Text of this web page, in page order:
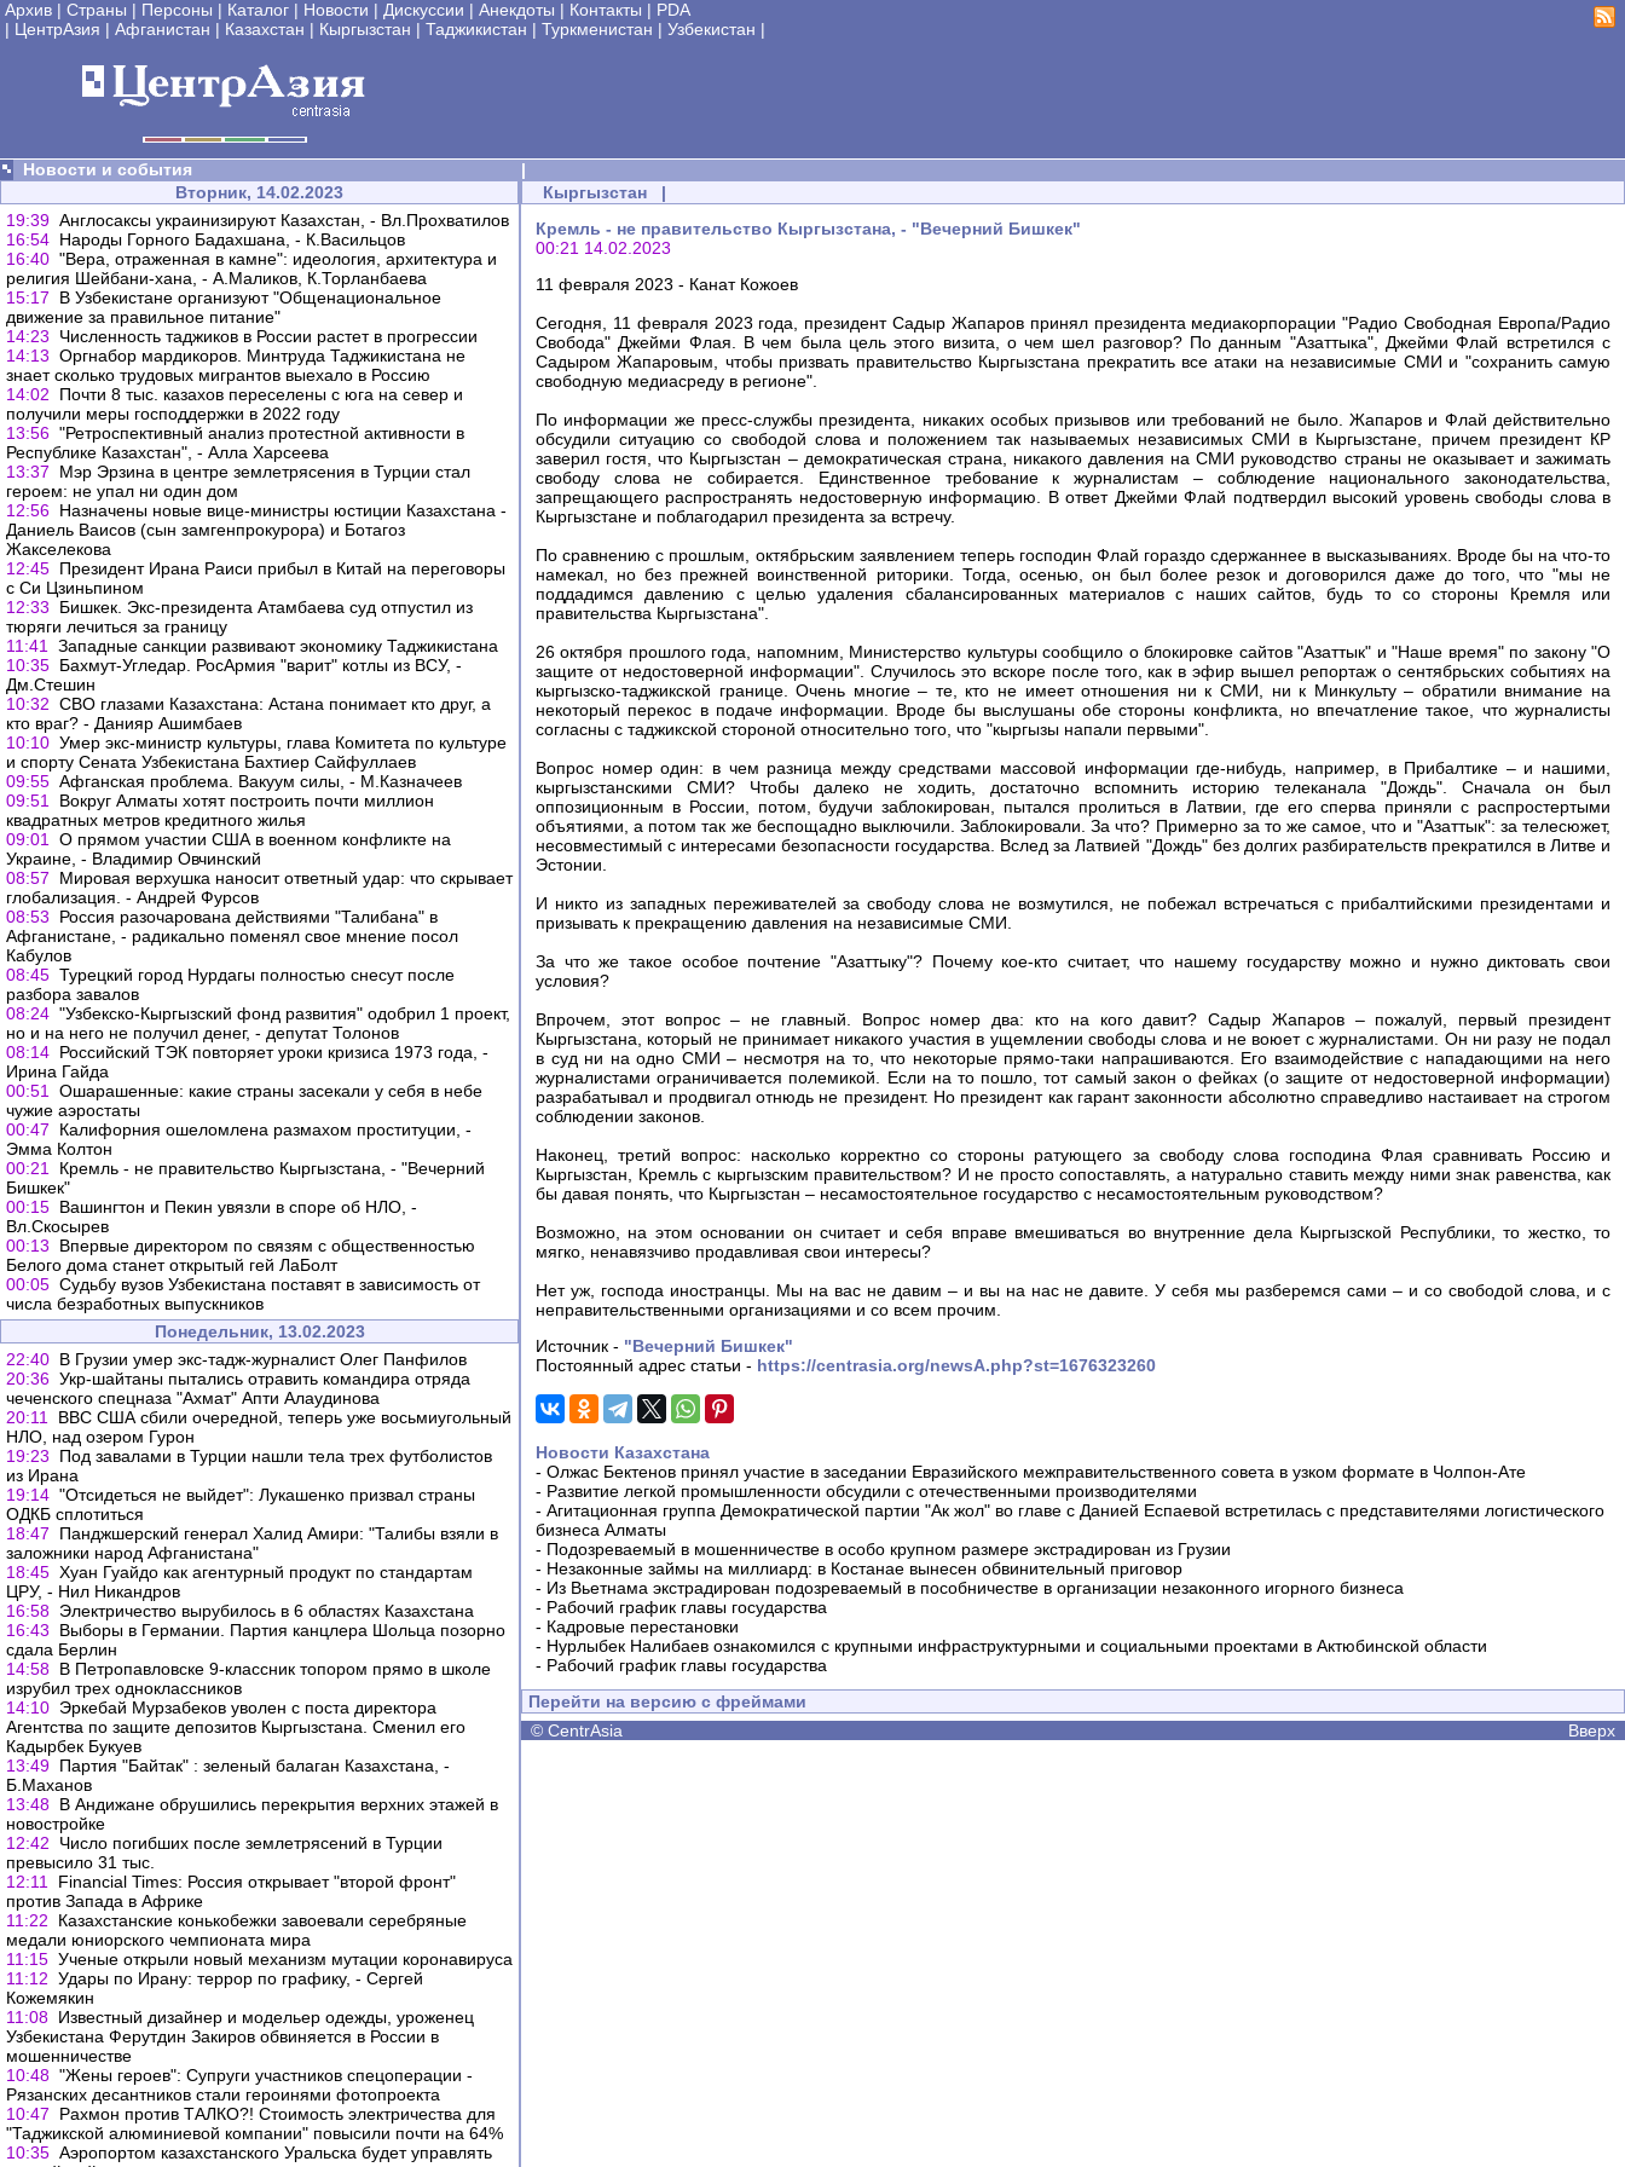
Архив | Страны | Персоны | Каталог | Новости | Дискуссии | Анекдоты | Контакты | PDA
| ЦентрАзия | Афганистан | Казахстан | Кыргызстан | Таджикистан | Туркменистан | Узбекистан |
Новости и события
|
Вторник, 14.02.2023
19:39 Англосаксы украинизируют Казахстан, - Вл.Прохватилов
16:54 Народы Горного Бадахшана, - К.Васильцов
16:40 "Вера, отраженная в камне": идеология, архитектура и
религия Шейбани-хана, - А.Маликов, К.Торланбаева
15:17
В Узбекистане организуют "Общенациональное
движение за правильное питание"
14:23
Численность таджиков в России растет в прогрессии
14:13 Оргнабор мардикоров. Минтруда Таджикистана не
знает сколько трудовых мигрантов выехало в Россию
14:02
Почти 8 тыс. казахов переселены с юга на север и
получили меры господдержки в 2022 году
13:56 "Ретроспективный анализ протестной активности в
Республике Казахстан", - Алла Харсеева
13:37
Мэр Эрзина в центре землетрясения в Турции стал
героем: не упал ни один дом
12:56 Назначены новые вице-министры юстиции Казахстана -
Даниель Ваисов (сын замгенпрокурора) и Ботагоз
Жакселекова
12:45 Президент Ирана Раиси прибыл в Китай на переговоры
с Си Цзиньпином
12:33
Бишкек. Экс-президента Атамбаева суд отпустил из
тюряги лечиться за границу
11:41
Западные санкции развивают экономику Таджикистана
10:35 Бахмут-Угледар. РосАрмия "варит" котлы из ВСУ, -
Дм.Стешин
10:32 СВО глазами Казахстана: Астана понимает кто друг, а
кто враг? - Данияр Ашимбаев
10:10 Умер экс-министр культуры, глава Комитета по культуре
и спорту Сената Узбекистана Бахтиер Сайфуллаев
09:55 Афганская проблема. Вакуум силы, - М.Казначеев
09:51
Вокруг Алматы хотят построить почти миллион
квадратных метров кредитного жилья
09:01
О прямом участии США в военном конфликте на
Украине, - Владимир Овчинский
08:57
Мировая верхушка наносит ответный удар: что скрывает
глобализация. - Андрей Фурсов
08:53
Россия разочарована действиями "Талибана" в
Афганистане, - радикально поменял свое мнение посол
Кабулов
08:45 Турецкий город Нурдагы полностью снесут после
разбора завалов
08:24 "Узбекско-Кыргызский фонд развития" одобрил 1 проект,
но и на него не получил денег, - депутат Толонов
08:14 Российский ТЭК повторяет уроки кризиса 1973 года, -
Ирина Гайда
00:51
Ошарашенные: какие страны засекали у себя в небе
чужие аэростаты
00:47
Калифорния ошеломлена размахом проституции, -
Эмма Колтон
00:21
Кремль - не правительство Кыргызстана, - "Вечерний
Бишкек"
00:15 Вашингтон и Пекин увязли в споре об НЛО, -
Вл.Скосырев
00:13
Впервые директором по связям с общественностью
Белого дома станет открытый гей ЛаБолт
00:05 Судьбу вузов Узбекистана поставят в зависимость от
числа безработных выпускников
Понедельник, 13.02.2023
22:40 В Грузии умер экс-тадж-журналист Олег Панфилов
20:36 Укр-шайтаны пытались отравить командира отряда
чеченского спецназа "Ахмат" Апти Алаудинова
20:11
ВВС США сбили очередной, теперь уже восьмиугольный
НЛО, над озером Гурон
19:23
Под завалами в Турции нашли тела трех футболистов
из Ирана
19:14 "Отсидеться не выйдет": Лукашенко призвал страны
ОДКБ сплотиться
18:47
Панджшерский генерал Халид Амири: "Талибы взяли в
заложники народ Афганистана"
18:45 Хуан Гуайдо как агентурный продукт по стандартам
ЦРУ, - Нил Никандров
16:58 Электричество вырубилось в 6 областях Казахстана
16:43
Выборы в Германии. Партия канцлера Шольца позорно
сдала Берлин
14:58 В Петропавловске 9-классник топором прямо в школе
изрубил трех одноклассников
14:10 Эркебай Мурзабеков уволен с поста директора
Агентства по защите депозитов Кыргызстана. Сменил его
Кадырбек Букуев
13:49 Партия "Байтак" : зеленый балаган Казахстана, -
Б.Маханов
13:48 В Андижане обрушились перекрытия верхних этажей в
новостройке
12:42
Число погибших после землетрясений в Турции
превысило 31 тыс.
12:11
Financial Times: Россия открывает "второй фронт"
против Запада в Африке
11:22
Казахстанские конькобежки завоевали серебряные
медали юниорского чемпионата мира
11:15 Ученые открыли новый механизм мутации коронавируса
11:12 Удары по Ирану: террор по графику, - Сергей
Кожемякин
11:08 Известный дизайнер и модельер одежды, уроженец
Узбекистана Ферутдин Закиров обвиняется в России в
мошенничестве
10:48 "Жены героев": Супруги участников спецоперации -
Рязанских десантников стали героинями фотопроекта
10:47
Рахмон против ТАЛКО?! Стоимость электричества для
"Таджикской алюминиевой компании" повысили почти на 64%
10:35 Аэропортом казахстанского Уральска будет управлять
Кыргызстан |
Кремль - не правительство Кыргызстана, - "Вечерний Бишкек"
00:21 14.02.2023
11 февраля 2023 - Канат Кожоев
Сегодня, 11 февраля 2023 года, президент Садыр Жапаров принял президента медиакорпорации "Радио Свободная Европа/Радио
Свобода" Джейми Флая. В чем была цель этого визита, о чем шел разговор? По данным "Азаттыка", Джейми Флай встретился с
Садыром Жапаровым, чтобы призвать правительство Кыргызстана прекратить все атаки на независимые СМИ и "сохранить самую
свободную медиасреду в регионе".
По информации же пресс-службы президента, никаких особых призывов или требований не было. Жапаров и Флай действительно
обсудили ситуацию со свободой слова и положением так называемых независимых СМИ в Кыргызстане, причем президент КР
заверил гостя, что Кыргызстан – демократическая страна, никакого давления на СМИ руководство страны не оказывает и зажимать
свободу слова не собирается. Единственное требование к журналистам – соблюдение национального законодательства,
запрещающего распространять недостоверную информацию. В ответ Джейми Флай подтвердил высокий уровень свободы слова в
Кыргызстане и поблагодарил президента за встречу.
По сравнению с прошлым, октябрьским заявлением теперь господин Флай гораздо сдержаннее в высказываниях. Вроде бы на что-то
намекал, но без прежней воинственной риторики. Тогда, осенью, он был более резок и договорился даже до того, что "мы не
поддадимся давлению с целью удаления сбалансированных материалов с наших сайтов, будь то со стороны Кремля или
правительства Кыргызстана".
26 октября прошлого года, напомним, Министерство культуры сообщило о блокировке сайтов "Азаттык" и "Наше время" по закону "О
защите от недостоверной информации". Случилось это вскоре после того, как в эфир вышел репортаж о сентябрьских событиях на
кыргызско-таджикской границе. Очень многие – те, кто не имеет отношения ни к СМИ, ни к Минкульту – обратили внимание на
некоторый перекос в подаче информации. Вроде бы выслушаны обе стороны конфликта, но впечатление такое, что журналисты
согласны с таджикской стороной относительно того, что "кыргызы напали первыми".
Вопрос номер один: в чем разница между средствами массовой информации где-нибудь, например, в Прибалтике – и нашими,
кыргызстанскими СМИ? Чтобы далеко не ходить, достаточно вспомнить историю телеканала "Дождь". Сначала он был
оппозиционным в России, потом, будучи заблокирован, пытался пролиться в Латвии, где его сперва приняли с распростертыми
объятиями, а потом так же беспощадно выключили. Заблокировали. За что? Примерно за то же самое, что и "Азаттык": за телесюжет,
несовместимый с интересами безопасности государства. Вслед за Латвией "Дождь" без долгих разбирательств прекратился в Литве и
Эстонии.
И никто из западных переживателей за свободу слова не возмутился, не побежал встречаться с прибалтийскими президентами и
призывать к прекращению давления на независимые СМИ.
За что же такое особое почтение "Азаттыку"? Почему кое-кто считает, что нашему государству можно и нужно диктовать свои
условия?
Впрочем, этот вопрос – не главный. Вопрос номер два: кто на кого давит? Садыр Жапаров – пожалуй, первый президент
Кыргызстана, который не принимает никакого участия в ущемлении свободы слова и не воюет с журналистами. Он ни разу не подал
в суд ни на одно СМИ – несмотря на то, что некоторые прямо-таки напрашиваются. Его взаимодействие с нападающими на него
журналистами ограничивается полемикой. Если на то пошло, тот самый закон о фейках (о защите от недостоверной информации)
разрабатывал и продвигал отнюдь не президент. Но президент как гарант законности абсолютно справедливо настаивает на строгом
соблюдении законов.
Наконец, третий вопрос: насколько корректно со стороны ратующего за свободу слова господина Флая сравнивать Россию и
Кыргызстан, Кремль с кыргызским правительством? И не просто сопоставлять, а натурально ставить между ними знак равенства, как
бы давая понять, что Кыргызстан – несамостоятельное государство с несамостоятельным руководством?
Возможно, на этом основании он считает и себя вправе вмешиваться во внутренние дела Кыргызской Республики, то жестко, то
мягко, ненавязчиво продавливая свои интересы?
Нет уж, господа иностранцы. Мы на вас не давим – и вы на нас не давите. У себя мы разберемся сами – и со свободой слова, и с
неправительственными организациями и со всем прочим.
Источник - "Вечерний Бишкек"
Постоянный адрес статьи - https://centrasia.org/newsA.php?st=1676323260
Новости Казахстана
- Олжас Бектенов принял участие в заседании Евразийского межправительственного совета в узком формате в Чолпон-Ате
- Развитие легкой промышленности обсудили с отечественными производителями
- Агитационная группа Демократической партии "Ак жол" во главе с Данией Еспаевой встретилась с представителями логистического
бизнеса Алматы
- Подозреваемый в мошенничестве в особо крупном размере экстрадирован из Грузии
- Незаконные займы на миллиард: в Костанае вынесен обвинительный приговор
- Из Вьетнама экстрадирован подозреваемый в пособничестве в организации незаконного игорного бизнеса
- Рабочий график главы государства
- Кадровые перестановки
- Нурлыбек Налибаев ознакомился с крупными инфраструктурными и социальными проектами в Актюбинской области
- Рабочий график главы государства
Перейти на версию с фреймами
© CentrAsia Вверх